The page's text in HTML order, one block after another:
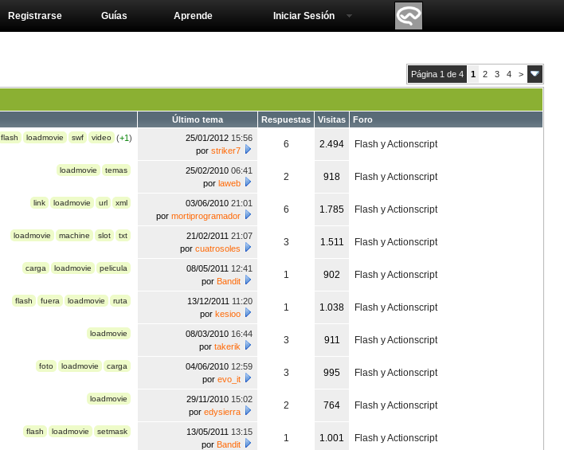
Aprende
Guías
Registrarse Iniciar Sesión
Página 1 de 4 1 2 3 4 >
Último tema Respuestas Visitas
Foro
(+1)
flash loadmovie swf video 25/01/2012 15:56
por striker7
6 2.494 Flash y Actionscript
loadmovie temas 25/02/2010 06:41
por laweb
2 918 Flash y Actionscript
link loadmovie url xml 03/06/2010 21:01
por mortiprogramador
6 1.785 Flash y Actionscript
loadmovie machine slot txt 21/02/2011 21:07
por cuatrosoles
3 1.511 Flash y Actionscript
carga loadmovie pelicula 08/05/2011 12:41
por Bandit
1 902 Flash y Actionscript
flash fuera loadmovie ruta 13/12/2011 11:20
por kesioo
1 1.038 Flash y Actionscript
loadmovie 08/03/2010 16:44
por takerik
3 911 Flash y Actionscript
foto loadmovie carga 04/06/2010 12:59
por evo_it
3 995 Flash y Actionscript
loadmovie 29/11/2010 15:02
por edysierra
2 764 Flash y Actionscript
flash loadmovie setmask 13/05/2011 13:15
por Bandit
1 1.001 Flash y Actionscript